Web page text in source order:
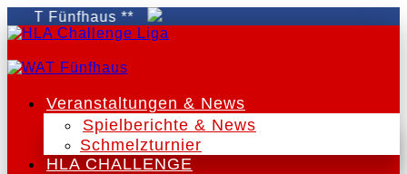
Fünfhaus **
Veranstaltungen & News
Spielberichte & News
Schmelzturnier
HLA CHALLENGE